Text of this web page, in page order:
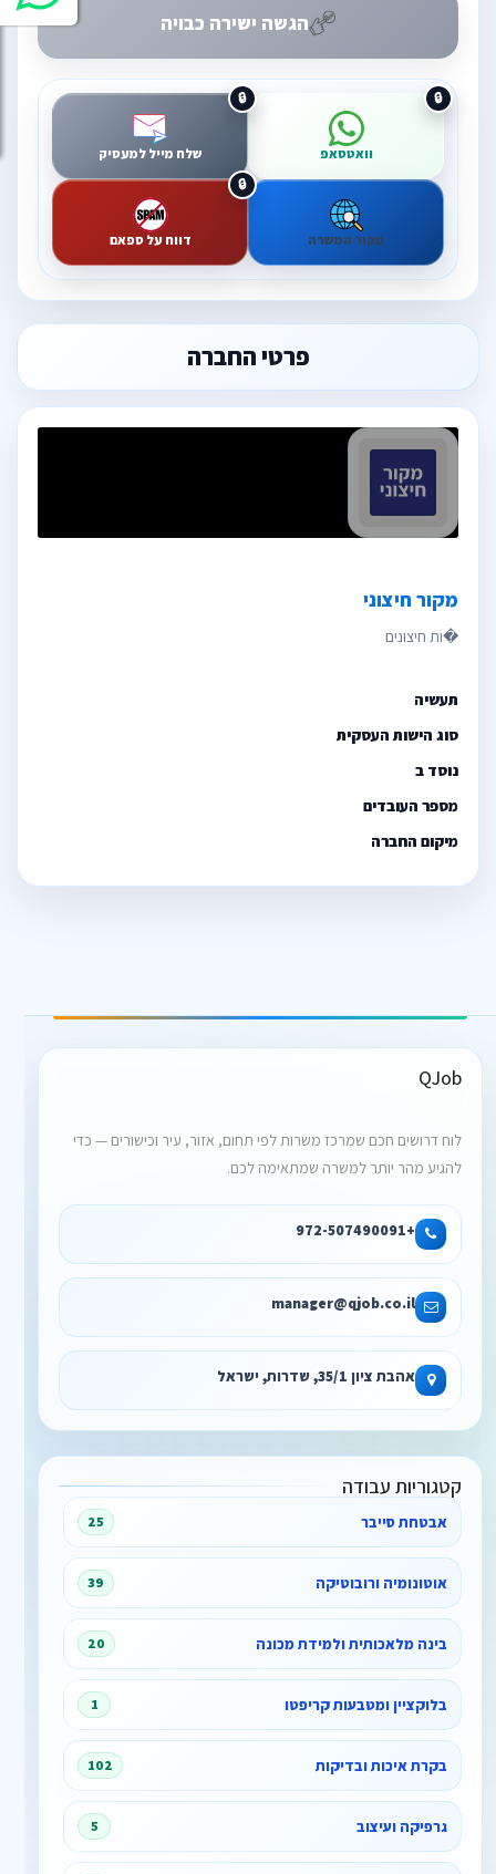
הגשה ישירה כבויה
וואטסאפ שלח מייל למעסיק
מקור המשרה דווח על ספאם
פרטי החברה
מקור חיצוני
תעשיה
סוג הישות העסקית
נוסד ב
מספר העובדים
מיקום החברה
QJob
לוח דרושים חכם שמרכז משרות לפי תחום, אזור, עיר וכישורים — כדי
להגיע מהר יותר למשרה שמתאימה לכם.
+972-507490091
manager@qjob.co.il
אהבת ציון 35/1, שדרות, ישראל
קטגוריות עבודה
אבטחת סייבר 25
אוטונומיה ורובוטיקה 39
בינה מלאכותית ולמידת מכונה 20
בלוקציין ומטבעות קריפטו 1
בקרת איכות ובדיקות 102
גרפיקה ועיצוב 5